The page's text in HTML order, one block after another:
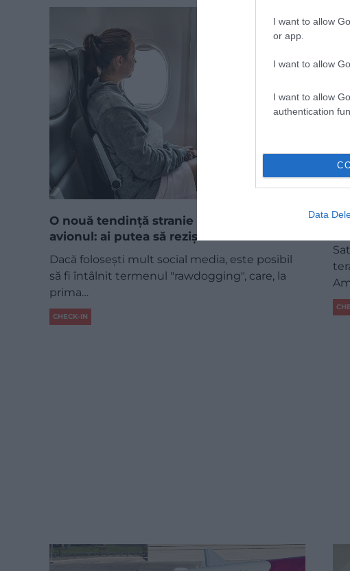
I want to allow
or app.
I want to allow
I want to allow
authentication
Data
O nouă tendință stranie de călătorie cu
avionul: ai putea să reziști?
Dacă folosești mult social media, este posibil
să fi întâlnit termenul "rawdogging", care, la
prima…
CHECK-IN